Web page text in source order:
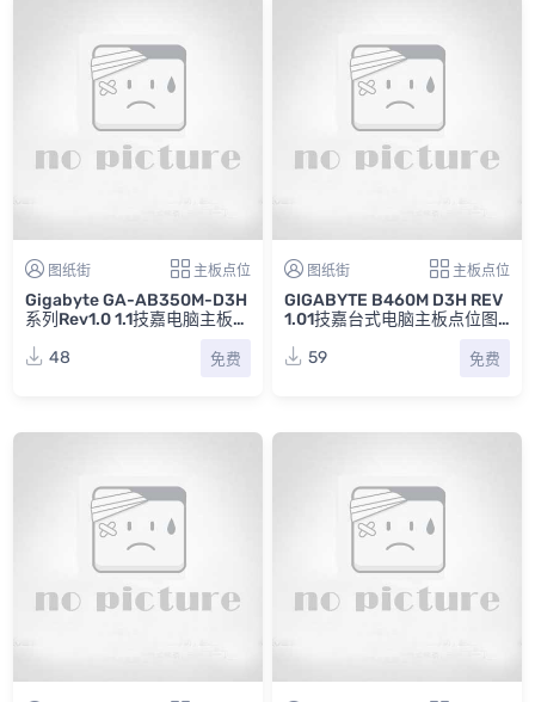
图纸街 主板点位
Gigabyte GA-AB350M-D3H
系列Rev1.0 1.1技嘉电脑主板点
48
免费
图纸街 主板点位
GIGABYTE B460M D3H REV
1.01技嘉台式电脑主板点位图T
59
免费